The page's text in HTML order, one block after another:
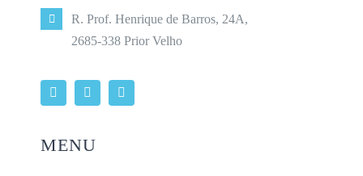
R. Prof. Henrique de Barros, 24A,
2685-338 Prior Velho
MENU